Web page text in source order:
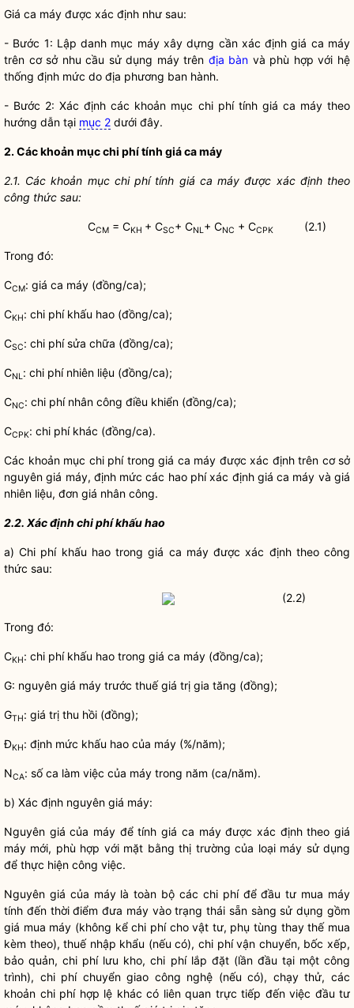
Giá ca máy được xác định như sau:
- Bước 1: Lập danh mục máy xây dựng cần xác định giá ca máy
trên cơ sở nhu cầu sử dụng máy trên địa bàn và phù hợp với hệ
thống định mức do địa phương ban hành.
- Bước 2: Xác định các khoản mục chi phítính giá ca máy theo
hướng dẫn tại mục 2 dưới đây.
2. Các khoản mụcchi phítính giá ca máy
2.1. Các khoản mục chi phítính giá ca máy được xác định theo
công thức sau:
CCM= CKH + CSC+ CNL+ CNC + CCPK (2.1)
Trong đó:
CCM: giá ca máy (đồng/ca);
CKH: chi phíkhấu hao (đồng/ca);
CSC: chi phísửa chữa (đồng/ca);
CNL: chi phínhiên liệu (đồng/ca);
CNC: chi phínhân công điều khiển (đồng/ca);
CCPK: chi phíkhác (đồng/ca).
Các khoản mục chi phítrong giá ca máy được xác định trên cơ sở
nguyên giá máy, định mức các hao phí xác định giá ca máy và giá
nhiên liệu, đơn giá nhân công.
2.2. Xác định chi phí khấu hao
a)Chi phíkhấu hao trong giá ca máy được xác định theo công
thức sau:
(2.2)
Trong đó:
CKH: chi phíkhấu hao trong giá ca máy (đồng/ca);
G: nguyên giá máy trước thuế giá trị gia tăng (đồng);
GTH: giá trị thu hồi (đồng);
ĐKH: định mức khấu hao của máy (%/năm);
NCA: số ca làm việc của máy trong năm (ca/năm).
b) Xác định nguyên giá máy:
Nguyên giá của máy để tính giá ca máy được xác định theo giá
máy mới, phù hợp với mặt bằng thị trường của loại máy sử dụng
để thực hiện công việc.
Nguyên giá của máy là toàn bộ các chi phíđể đầu tư mua máy
tính đến thời điểm đưa máy vào trạng thái sẵn sàng sử dụng gồm
giá mua máy (không kểchi phícho vật tư, phụ tùng thay thế mua
kèm theo), thuế nhập khẩu (nếu có),chi phívận chuyển, bốc xếp,
bảo quản,chi phílưu kho,chi phílắp đặt (lần đầu tại một công
trình), chi phíchuyển giao công nghệ (nếu có), chạy thử, các
khoản chi phíhợp lệ khác có liên quan trực tiếp đến việc đầu tư